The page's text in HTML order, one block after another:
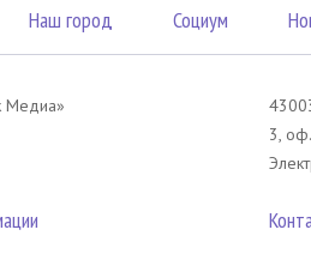
Наш город Социум
Mедиа»
3,